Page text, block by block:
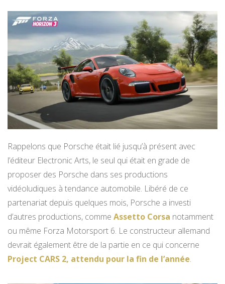
Rappelons que Porsche était lié jusqu’à présent avec
l’éditeur Electronic Arts, le seul qui était en grade de
proposer des Porsche dans ses productions
vidéoludiques à tendance automobile. Libéré de ce
partenariat depuis quelques mois, Porsche a investi
d’autres productions, comme Assetto Corsa notamment
ou même Forza Motorsport 6. Le constructeur allemand
devrait également être de la partie en ce qui concerne
Project CARS 2, attendu pour la fin de l’année.